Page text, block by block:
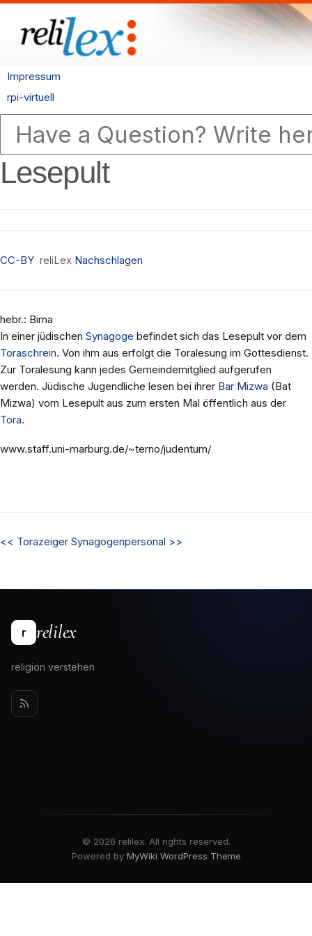
Impressum
rpi-virtuell
Lesepult
CC-BY reliLex Nachschlagen
hebr.: Bima
In einer jüdischen Synagoge befindet sich das Lesepult vor dem
Toraschrein. Von ihm aus erfolgt die Toralesung im Gottesdienst.
Zur Toralesung kann jedes Gemeindemitglied aufgerufen
werden. Jüdische Jugendliche lesen bei ihrer Bar Mizwa (Bat
Mizwa) vom Lesepult aus zum ersten Mal öffentlich aus der
Tora.
www.staff.uni-marburg.de/~terno/judentum/
<< Torazeiger Synagogenpersonal >>
r relilex
religion verstehen
© 2026 relilex. All rights reserved.
Powered by MyWiki WordPress Theme